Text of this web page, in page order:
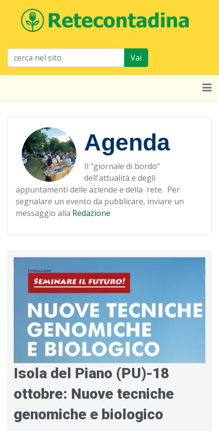
Vai
Agenda
Il "giornale di bordo"
dell'attualità e degli
appuntamenti delle aziende e della rete. Per
segnalare un evento da pubblicare, inviare un
messaggio alla Redazione
Isola del Piano (PU)-18
ottobre: Nuove tecniche
genomiche e biologico